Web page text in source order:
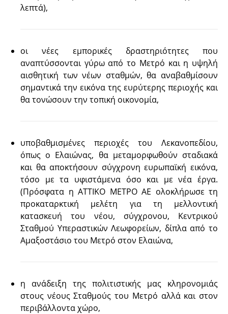
λεπτά),
οι νέες εμπορικές δραστηριότητες που
αναπτύσσονται γύρω από το Μετρό και η υψηλή
αισθητική των νέων σταθμών, θα αναβαθμίσουν
σημαντικά την εικόνα της ευρύτερης περιοχής και
θα τονώσουν την τοπική οικονομία,
υποβαθμισμένες περιοχές του Λεκανοπεδίου,
όπως ο Ελαιώνας, θα μεταμορφωθούν σταδιακά
και θα αποκτήσουν σύγχρονη ευρωπαϊκή εικόνα,
τόσο με τα υφιστάμενα όσο και με νέα έργα.
(Πρόσφατα η ΑΤΤΙΚΟ ΜΕΤΡΟ ΑΕ ολοκλήρωσε τη
προκαταρκτική μελέτη για τη μελλοντική
κατασκευή του νέου, σύγχρονου, Κεντρικού
Σταθμού Υπεραστικών Λεωφορείων, δίπλα από το
Αμαξοστάσιο του Μετρό στον Ελαιώνα,
η ανάδειξη της πολιτιστικής μας κληρονομιάς
στους νέους Σταθμούς του Μετρό αλλά και στον
περιβάλλοντα χώρο,